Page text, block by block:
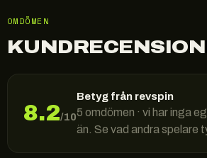
OMDÖMEN
8.2/10
Betyg från revspin
5 omdömen · vi har inga
än. Se vad andra spelare